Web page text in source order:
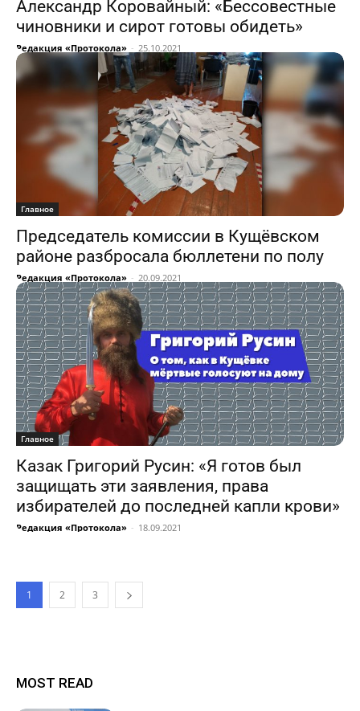
Александр Коровайный: «Бессовестные
чиновники и сирот готовы обидеть»
Редакция «Протокола» - 25.10.2021
Главное
Председатель комиссии в Кущёвском
районе разбросала бюллетени по полу
Редакция «Протокола» - 20.09.2021
Главное
Казак Григорий Русин: «Я готов был
защищать эти заявления, права
избирателей до последней капли крови»
Редакция «Протокола» - 18.09.2021
1 2 3
MOST READ